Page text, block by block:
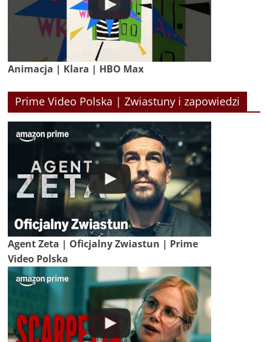
Animacja | Klara | HBO Max
Prime Video Polska | Zwiastuny i zapowiedzi
Agent Zeta | Oficjalny Zwiastun | Prime
Video Polska